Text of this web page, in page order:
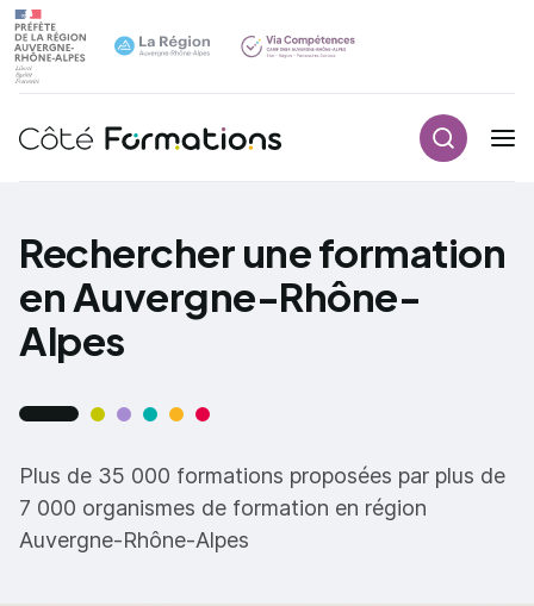
Navigation principale
Rechercher une formation
en Auvergne-Rhône-
Alpes
Plus de 35 000 formations proposées par plus de
7 000 organismes de formation en région
Auvergne-Rhône-Alpes